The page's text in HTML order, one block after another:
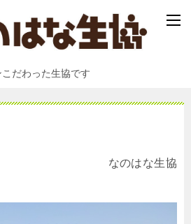
だわった生協です
なのはな生協